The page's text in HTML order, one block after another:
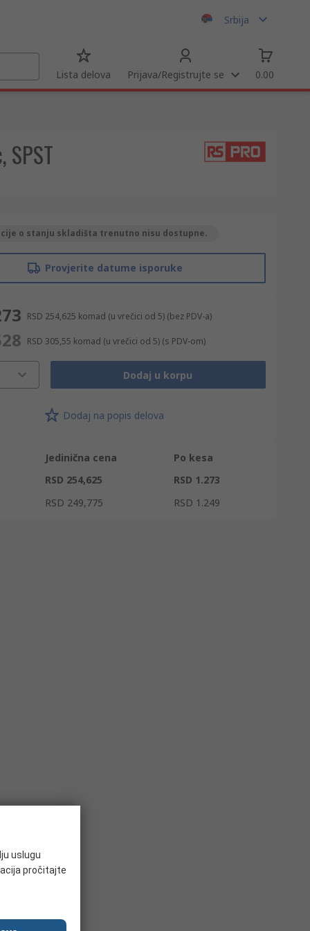
Srbija
Lista delova Prijava/Registrujte se 0.00
o stanju skladišta trenutno nisu dostupne.
Provjerite datume isporuke
RSD 254,625 komad (u vrečici od 5) (bez PDV-a)
RSD 305,55 komad (u vrečici od 5) (s PDV-om)
Dodaj u korpu
Dodaj na popis delova
Jedinična cena
Po kesa
RSD 254,625
RSD 1.273
RSD 249,775
RSD 1.249
uslugu
pročitajte